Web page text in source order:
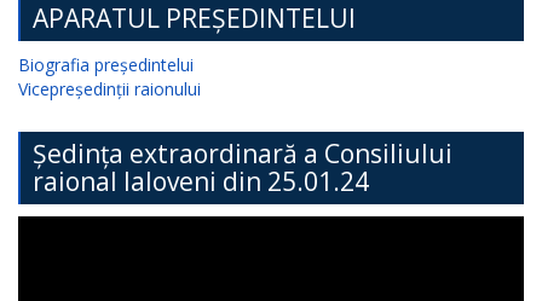
APARATUL PREȘEDINTELUI
Biografia președintelui
Vicepreședinții raionului
Ședința extraordinară a Consiliului
raional Ialoveni din 25.01.24